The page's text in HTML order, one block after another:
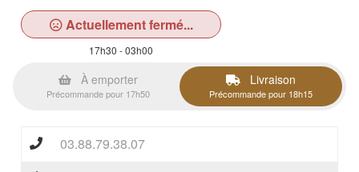
Actuellement fermé...
17h30 - 03h00
À emporter
Précommande pour 17h50
Livraison
Précommande pour 18h15
03.88.79.38.07